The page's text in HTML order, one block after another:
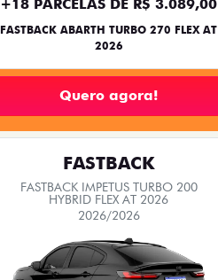
+18 PARCELAS DE R$ 3.089,00
FASTBACK ABARTH TURBO 270 FLEX AT
2026
Quero agora!
FASTBACK
FASTBACK IMPETUS TURBO 200
HYBRID FLEX AT 2026
2026/2026